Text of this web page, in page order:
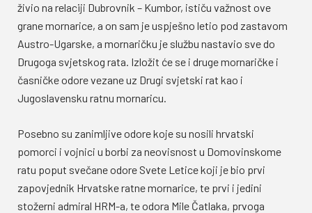
živio na relaciji Dubrovnik – Kumbor, ističu važnost ove
grane mornarice, a on sam je uspješno letio pod zastavom
Austro-Ugarske, a mornaričku je službu nastavio sve do
Drugoga svjetskog rata. Izložit će se i druge mornaričke i
časničke odore vezane uz Drugi svjetski rat kao i
Jugoslavensku ratnu mornaricu.
Posebno su zanimljive odore koje su nosili hrvatski
pomorci i vojnici u borbi za neovisnost u Domovinskome
ratu poput svečane odore Svete Letice koji je bio prvi
zapovjednik Hrvatske ratne mornarice, te prvi i jedini
stožerni admiral HRM-a, te odora Mile Čatlaka, prvoga